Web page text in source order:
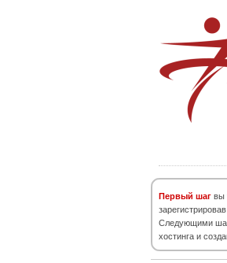
Первый шаг вы
Следующими
хостинга и